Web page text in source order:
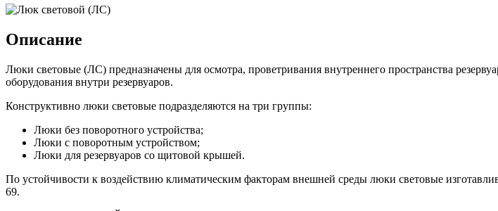
Описание
Люки световые (ЛС) предназначены для осмотра, проветривания внутреннего пространства
оборудования внутри резервуаров.
Конструктивно люки световые подразделяются на три группы:
Люки без поворотного устройства;
Люки с поворотным устройством;
Люки для резервуаров со щитовой крышей.
По устойчивости к воздействию климатическим факторам внешней среды люки световые
69.